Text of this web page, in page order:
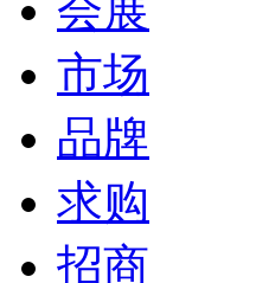
市场
品牌
求购
招商